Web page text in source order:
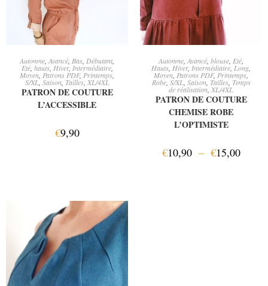
AJOUTER AU PANIER
Automne Avancé Bas Débutant
Eté, hauts, Hiver, Intermédiaire,
Moyen Patrons PDF, Printemps
S/XL, Saison, Tailles, XL/4XL
PATRON DE COUTURE
L’ACCESSIBLE
€9,90
CHOIX DES OPTIONS
Automne Avancé blouse Eté
Hauts Hiver, Intermédiaire Long
Moyen Patrons PDF, Printemps,
Robe, S/XL, Saison, Tailles, Temps
de réalisation XL/4XL
PATRON DE COUTURE
CHEMISE ROBE
L’OPTIMISTE
€10,90 – €15,00